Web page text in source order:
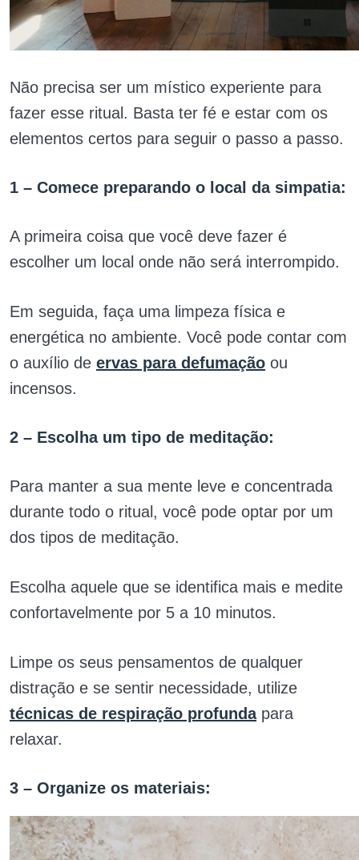
Não precisa ser um místico experiente para
fazer esse ritual. Basta ter fé e estar com os
elementos certos para seguir o passo a passo.
1 – Comece preparando o local da simpatia:
A primeira coisa que você deve fazer é
escolher um local onde não será interrompido.
Em seguida, faça uma limpeza física e
energética no ambiente. Você pode contar com
o auxílio de ervas para defumação ou
incensos.
2 – Escolha um tipo de meditação:
Para manter a sua mente leve e concentrada
durante todo o ritual, você pode optar por um
dos tipos de meditação.
Escolha aquele que se identifica mais e medite
confortavelmente por 5 a 10 minutos.
Limpe os seus pensamentos de qualquer
distração e se sentir necessidade, utilize
técnicas de respiração profundapara
relaxar.
3 – Organize os materiais: